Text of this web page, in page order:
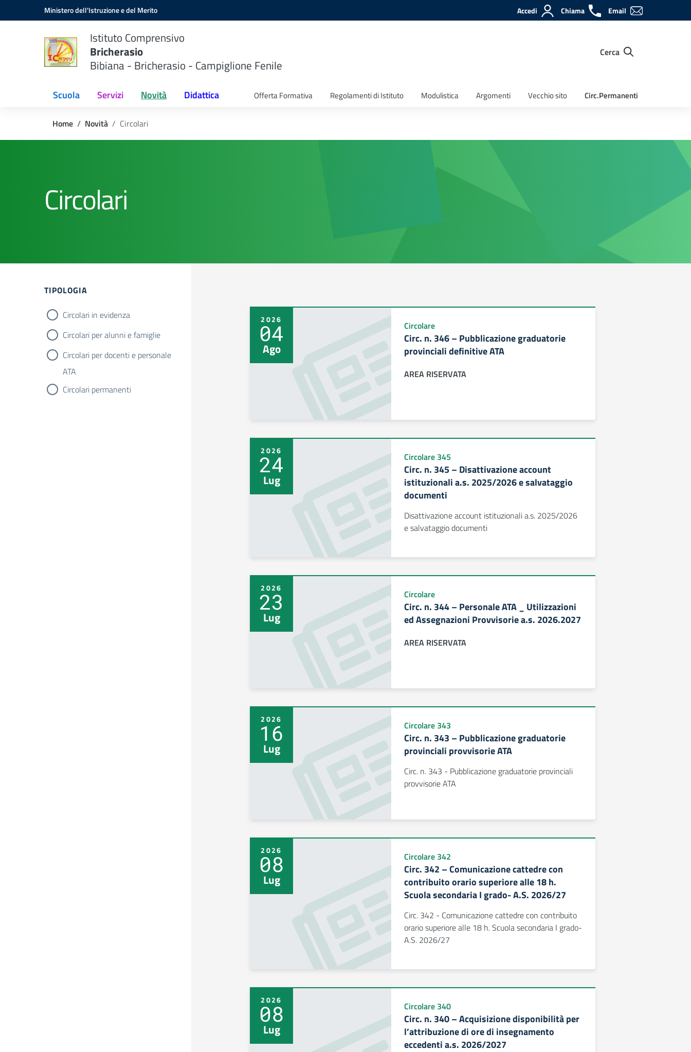
Vai ai contenuti
Vai al menu di navigazioneMinistero dell'Istruzione e del Merito Accedi Chiama Email
Istituto Comprensivo
Bricherasio
Bibiana - Bricherasio - Campiglione Fenile
Cerca
Scuola Servizi Novità Didattica Offerta Formativa Regolamenti di Istituto Modulistica Argomenti Vecchio sito Circ.Permanenti
Home Novità Circolari
Circolari
TIPOLOGIA
Circolari in evidenza
Circolari per alunni e famiglie
Circolari per docenti e personale
ATA
Circolari permanenti
2026
04
Ago
Circolare
Circ. n. 346 – Pubblicazione graduatorie
provinciali definitive ATA
AREA RISERVATA
2026
24
Lug
Circolare 345
Circ. n. 345 – Disattivazione account
istituzionali a.s. 2025/2026 e salvataggio
documenti
Disattivazione account istituzionali a.s. 2025/2026
e salvataggio documenti
2026
23
Lug
Circolare
Circ. n. 344 – Personale ATA _ Utilizzazioni
ed Assegnazioni Provvisorie a.s. 2026.2027
AREA RISERVATA
2026
16
Lug
Circolare 343
Circ. n. 343 – Pubblicazione graduatorie
provinciali provvisorie ATA
Circ. n. 343 - Pubblicazione graduatorie provinciali
provvisorie ATA
2026
08
Lug
Circolare 342
Circ. 342 – Comunicazione cattedre con
contribuito orario superiore alle 18 h.
Scuola secondaria I grado- A.S. 2026/27
Circ. 342 - Comunicazione cattedre con contribuito
orario superiore alle 18 h. Scuola secondaria I grado-
A.S. 2026/27
2026
08
Lug
Circolare 340
Circ. n. 340 – Acquisizione disponibilità per
l’attribuzione di ore di insegnamento
eccedenti a.s. 2026/2027